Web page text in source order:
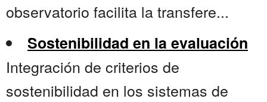
observatorio facilita la transfere...
Sostenibilidad en la evaluación
Integración de criterios de
sostenibilidad en los sistemas de